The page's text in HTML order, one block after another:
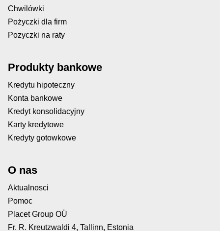
Chwilówki
Pożyczki dla firm
Pozyczki na raty
Produkty bankowe
Kredytu hipoteczny
Konta bankowe
Kredyt konsolidacyjny
Karty kredytowe
Kredyty gotowkowe
O nas
Aktualnosci
Pomoc
Placet Group OÜ
Fr. R. Kreutzwaldi 4, Tallinn, Estonia